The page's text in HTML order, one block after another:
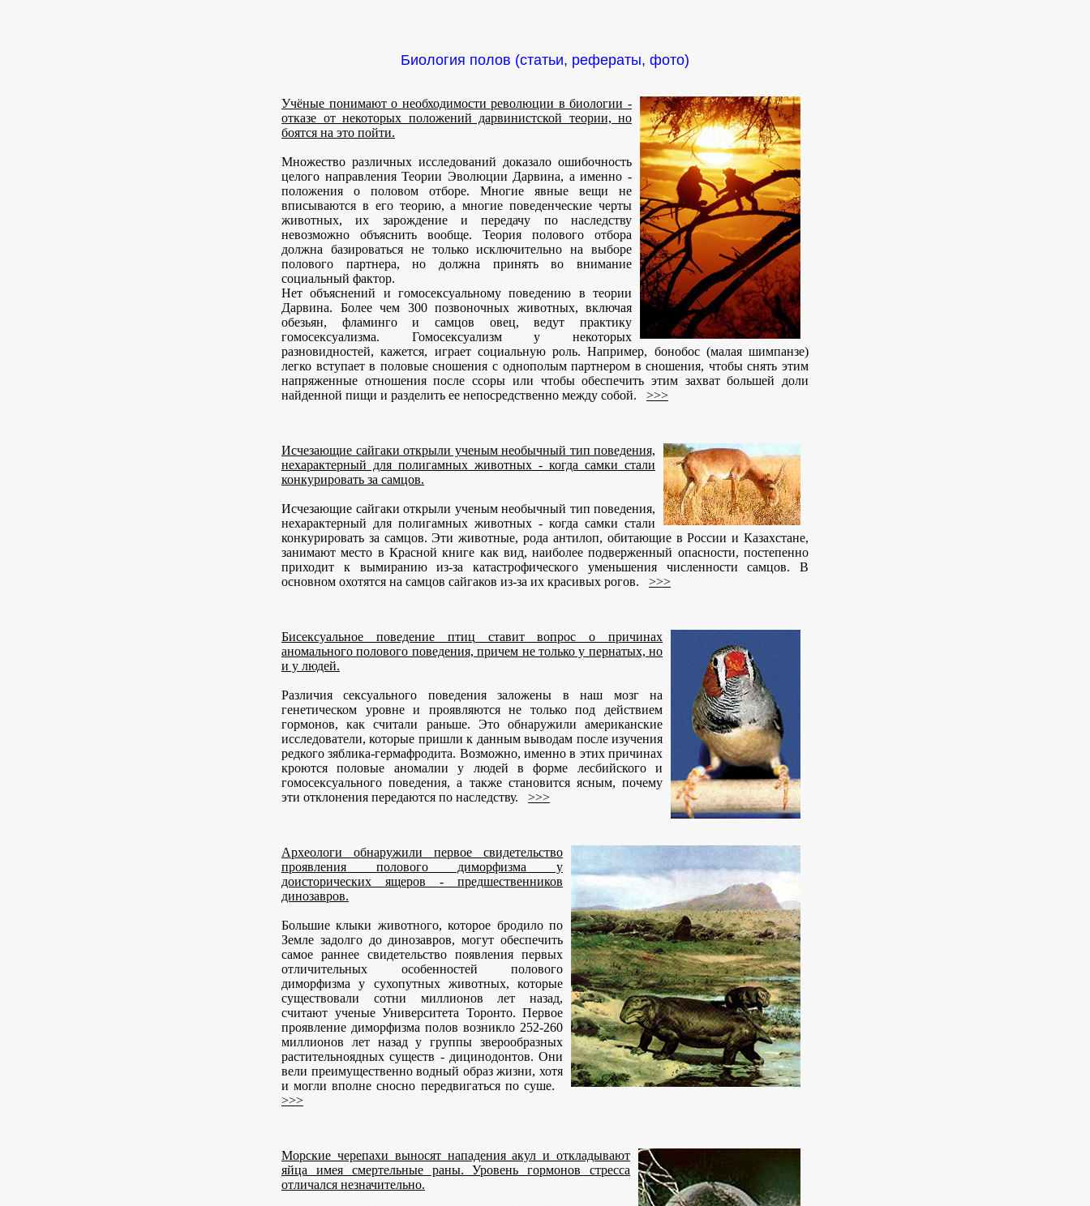
Биология полов (статьи, рефераты, фото)
Учёные понимают о необходимости революции в биологии -
отказе от некоторых положений дарвинистской теории, но
боятся на это пойти.
Множество различных исследований доказало ошибочность
целого направления Теории Эволюции Дарвина, а именно -
положения о половом отборе. Многие явные вещи не
вписываются в его теорию, а многие поведенческие черты
животных, их зарождение и передачу по наследству
невозможно объяснить вообще. Теория полового отбора
должна базироваться не только исключительно на выборе
полового партнера, но должна принять во внимание
социальный фактор.
Нет объяснений и гомосексуальному поведению в теории
Дарвина. Более чем 300 позвоночных животных, включая
обезьян, фламинго и самцов овец, ведут практику
гомосексуализма. Гомосексуализм у некоторых
разновидностей, кажется, играет социальную роль. Например, бонобос (малая шимпанзе)
легко вступает в половые сношения с однополым партнером в сношения, чтобы снять этим
напряженные отношения после ссоры или чтобы обеспечить этим захват большей доли
найденной пищи и разделить ее непосредственно между собой. >>>
Исчезающие сайгаки открыли ученым необычный тип поведения,
нехарактерный для полигамных животных - когда самки стали
конкурировать за самцов.
Исчезающие сайгаки открыли ученым необычный тип поведения,
нехарактерный для полигамных животных - когда самки стали
конкурировать за самцов. Эти животные, рода антилоп, обитающие в России и Казахстане,
занимают место в Красной книге как вид, наиболее подверженный опасности, постепенно
приходит к вымиранию из-за катастрофического уменьшения численности самцов. В
основном охотятся на самцов сайгаков из-за их красивых рогов. >>>
Бисексуальное поведение птиц ставит вопрос о причинах
аномального полового поведения, причем не только у пернатых, но
и у людей.
Различия сексуального поведения заложены в наш мозг на
генетическом уровне и проявляются не только под действием
гормонов, как считали раньше. Это обнаружили американские
исследователи, которые пришли к данным выводам после изучения
редкого зяблика-гермафродита. Возможно, именно в этих причинах
кроются половые аномалии у людей в форме лесбийского и
гомосексуального поведения, а также становится ясным, почему
эти отклонения передаются по наследству. >>>
Археологи обнаружили первое свидетельство
проявления полового диморфизма у
доисторических ящеров - предшественников
динозавров.
Большие клыки животного, которое бродило по
Земле задолго до динозавров, могут обеспечить
самое раннее свидетельство появления первых
отличительных особенностей полового
диморфизма у сухопутных животных, которые
существовали сотни миллионов лет назад,
считают ученые Университета Торонто. Первое
проявление диморфизма полов возникло 252-260
миллионов лет назад у группы зверообразных
растительноядных существ - дицинодонтов. Они
вели преимущественно водный образ жизни, хотя
и могли вполне сносно передвигаться по суше.
>>>
Морские черепахи выносят нападения акул и откладывают
яйца имея смертельные раны. Уровень гормонов стресса
отличался незначительно.